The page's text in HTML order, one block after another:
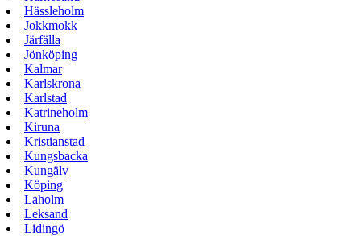
Hässleholm
Jokkmokk
Järfälla
Jönköping
Kalmar
Karlskrona
Karlstad
Katrineholm
Kiruna
Kristianstad
Kungsbacka
Kungälv
Köping
Laholm
Leksand
Lidingö